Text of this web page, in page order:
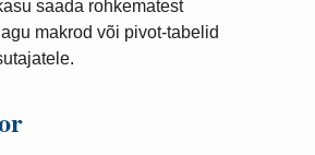
saada rohkematest
makrod või pivot-tabelid